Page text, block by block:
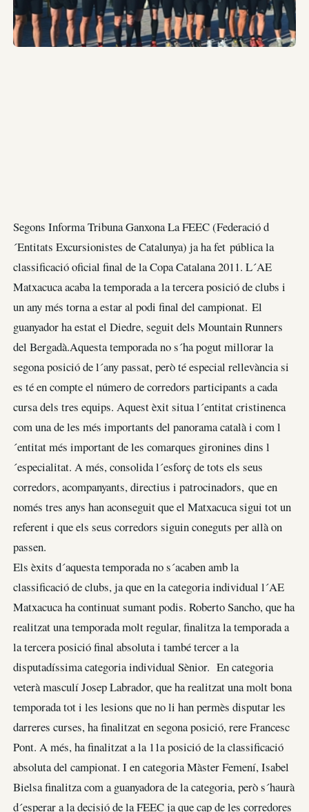
Segons Informa Tribuna Ganxona La FEEC (Federació d
´Entitats Excursionistes de Catalunya) ja ha fet pública la
classificació oficial final de la Copa Catalana 2011. L´AE
Matxacuca acaba la temporada a la tercera posició de clubs i
un any més torna a estar al podi final del campionat. El
guanyador ha estat el Diedre, seguit dels Mountain Runners
del Bergadà.Aquesta temporada no s´ha pogut millorar la
segona posició de l´any passat, però té especial rellevància si
es té en compte el número de corredors participants a cada
cursa dels tres equips. Aquest èxit situa l´entitat cristinenca
com una de les més importants del panorama català i com l
´entitat més important de les comarques gironines dins l
´especialitat. A més, consolida l´esforç de tots els seus
corredors, acompanyants, directius i patrocinadors, que en
només tres anys han aconseguit que el Matxacuca sigui tot un
referent i que els seus corredors siguin coneguts per allà on
passen.
Els èxits d´aquesta temporada no s´acaben amb la
classificació de clubs, ja que en la categoria individual l´AE
Matxacuca ha continuat sumant podis. Roberto Sancho, que ha
realitzat una temporada molt regular, finalitza la temporada a
la tercera posició final absoluta i també tercer a la
disputadíssima categoria individual Sènior. En categoria
veterà masculí Josep Labrador, que ha realitzat una molt bona
temporada tot i les lesions que no li han permès disputar les
darreres curses, ha finalitzat en segona posició, rere Francesc
Pont. A més, ha finalitzat a la 11a posició de la classificació
absoluta del campionat. I en categoria Màster Femení, Isabel
Bielsa finalitza com a guanyadora de la categoria, però s´haurà
d´esperar a la decisió de la FEEC ja que cap de les corredores